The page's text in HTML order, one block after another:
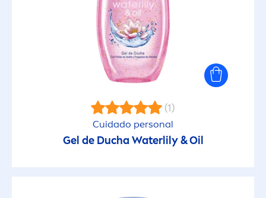
Humectante
Protección Solar Invisible(1)
Cuidado personal
Gel de Ducha Waterlily & Oil